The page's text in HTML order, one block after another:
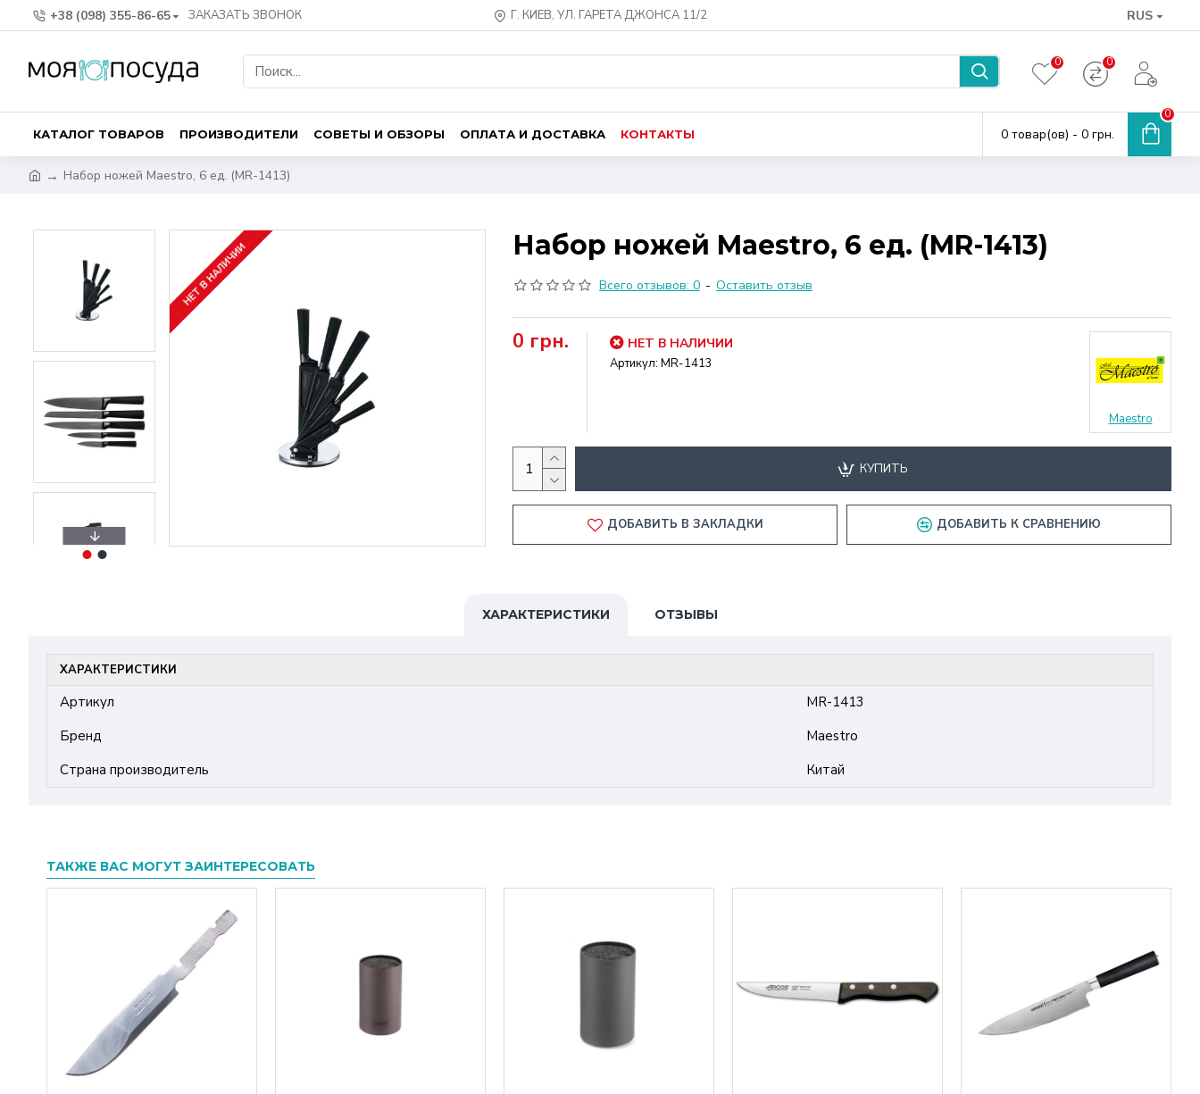
+38 (098) 355-86-65 ЗАКАЗАТЬ ЗВОНОК Г. КИЕВ, УЛ. ГАРЕТА ДЖОНСА 11/2 RUS
0 0
КАТАЛОГ ТОВАРОВ ПРОИЗВОДИТЕЛИ СОВЕТЫ И ОБЗОРЫ ОПЛАТА И ДОСТАВКА КОНТАКТЫ 0 товар(ов) - 0 грн.
0
Набор ножей Maestro, 6 ед. (MR-1413)
НЕТ В НАЛИЧИИ Набор ножей Maestro, 6 ед. (MR-1413)
Всего отзывов: 0 - Оставить отзыв
0 грн. НЕТ В НАЛИЧИИ
Артикул: MR-1413
Maestro
КУПИТЬ
ДОБАВИТЬ В ЗАКЛАДКИ ДОБАВИТЬ К СРАВНЕНИЮ
ХАРАКТЕРИСТИКИ ОТЗЫВЫ
ХАРАКТЕРИСТИКИ
Артикул
MR-1413
Бренд
Maestro
Страна производитель
Китай
ТАКЖЕ ВАС МОГУТ ЗАИНТЕРЕСОВАТЬ